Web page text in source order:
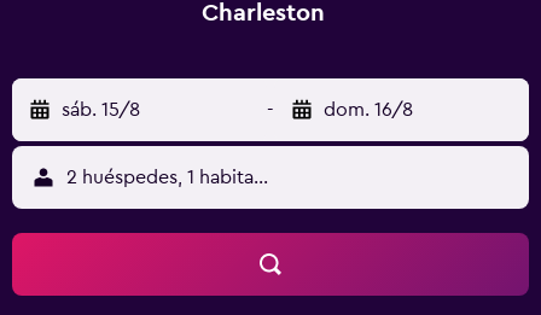
Charleston
sáb. 15/8 - dom. 16/8
2 huéspedes, 1 habitación